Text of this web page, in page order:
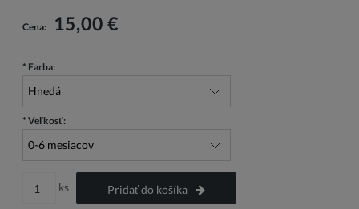
Cena: 15,00 €
* Farba:
* Veľkosť:
ks
Pridať do košíka